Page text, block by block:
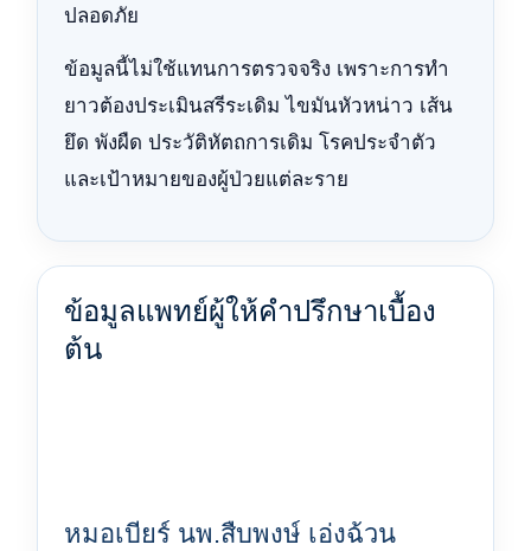
ปลอดภัย
ข้อมูลนี้ไม่ใช้แทนการตรวจจริง เพราะการทำ
ยาวต้องประเมินสรีระเดิม ไขมันหัวหน่าว เส้น
ยึด พังผืด ประวัติหัตถการเดิม โรคประจำตัว
และเป้าหมายของผู้ป่วยแต่ละราย
ข้อมูลแพทย์ผู้ให้คำปรึกษาเบื้อง
ต้น
หมอเบียร์ นพ.สืบพงษ์ เอ่งฉ้วน